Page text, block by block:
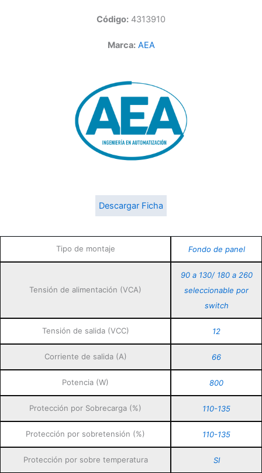
Código: 4313910
Marca: AEA
Descargar Ficha
Tipo de montaje Fondo de panel
Tensión de alimentación (VCA)
90 a 130/ 180 a 260
seleccionable por
switch
Tensión de salida (VCC) 12
Corriente de salida (A) 66
Potencia (W) 800
Protección por Sobrecarga (%) 110-135
Protección por sobretensión (%) 110-135
Protección por sobre temperatura SI